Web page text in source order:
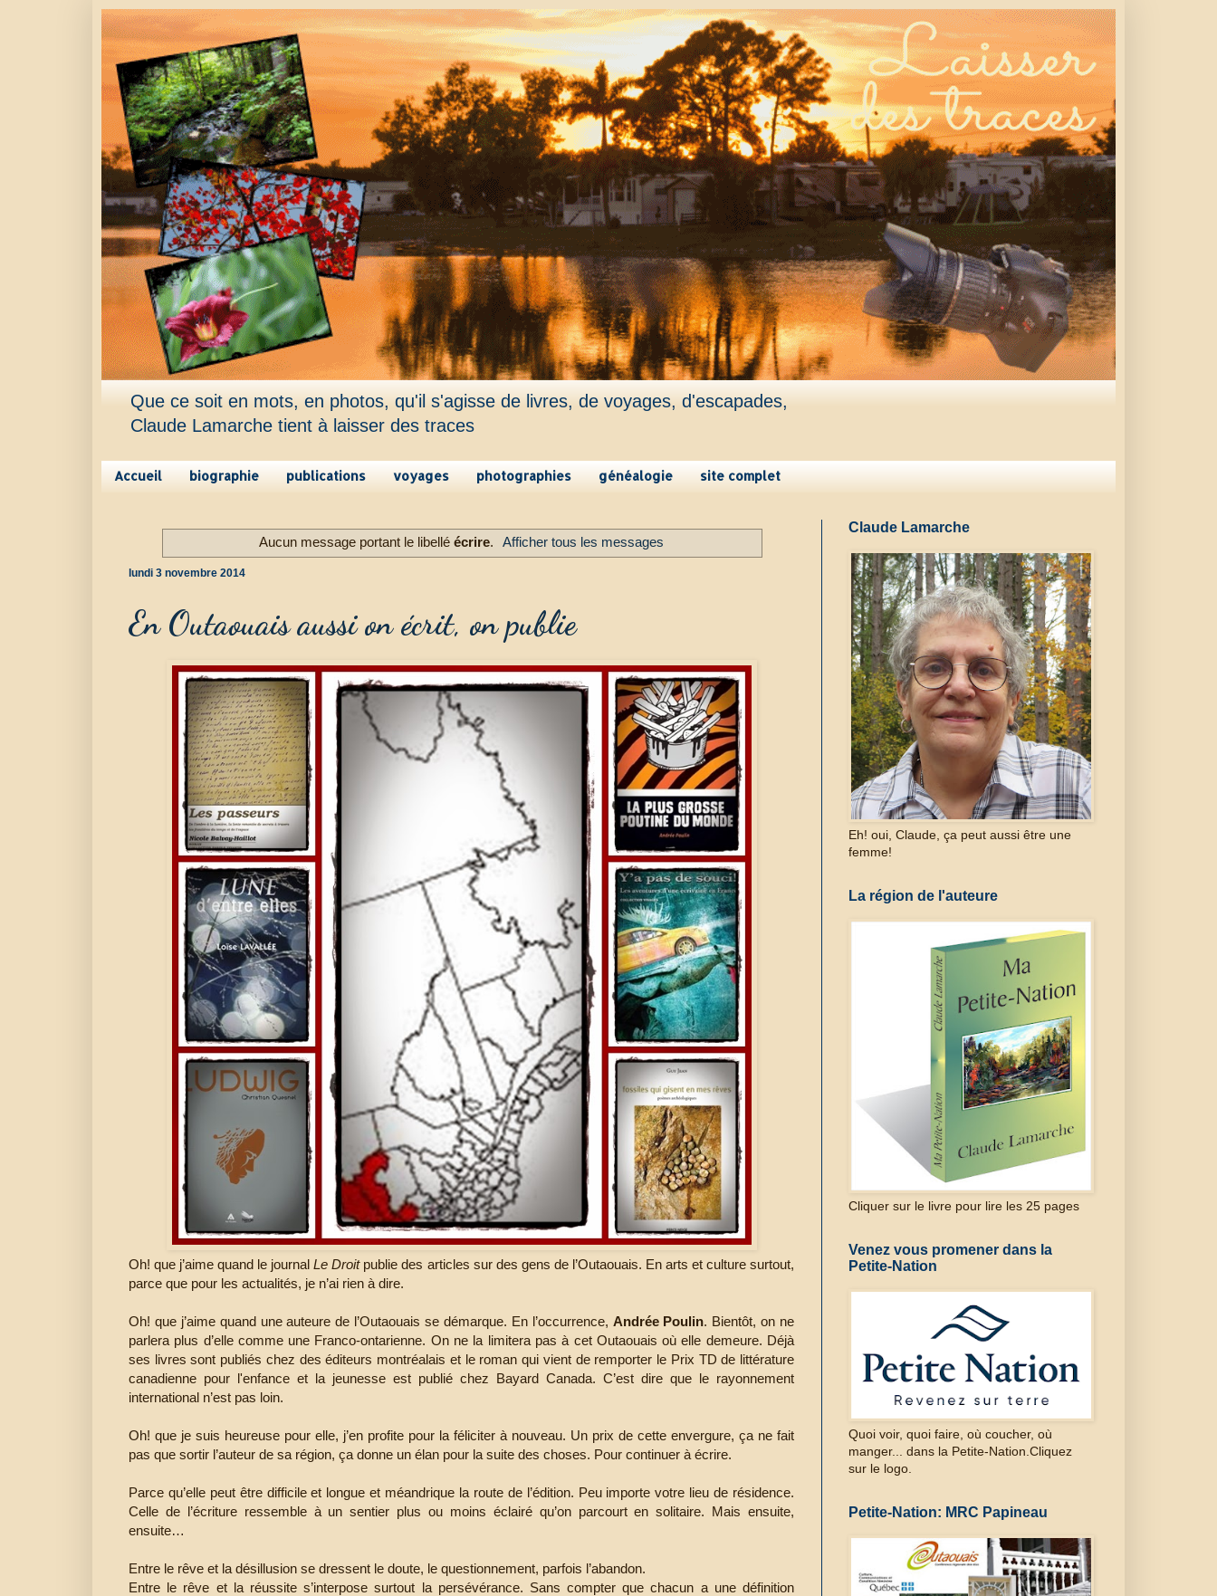
Que ce soit en mots, en photos, qu'il s'agisse de livres, de voyages, d'escapades,
Claude Lamarche tient à laisser des traces
Accueil biographie publications voyages photographies généalogie site complet
Aucun message portant le libellé écrire. Afficher tous les messages
lundi 3 novembre 2014
En Outaouais aussi on écrit, on publie
Oh! que j’aime quand le journalLe Droitpublie des articles sur des gens de l’Outaouais. En arts et culture surtout,
parce que pour les actualités, je n’ai rien à dire.
Oh! que j’aime quand une auteure de l’Outaouais se démarque. En l’occurrence, Andrée Poulin. Bientôt, on ne
parlera plus d’elle comme une Franco-ontarienne. On ne la limitera pas à cet Outaouais où elle demeure. Déjà
ses livres sont publiés chez des éditeurs montréalais et le roman qui vient de remporter le Prix TD de littérature
canadienne pour l'enfance et la jeunesse est publié chez Bayard Canada. C’est dire que le rayonnement
international n’est pas loin.
Oh! que je suis heureuse pour elle, j’en profite pour la féliciter à nouveau. Un prix de cette envergure, ça ne fait
pas que sortir l’auteur de sa région, ça donne un élan pour la suite des choses. Pour continuer à écrire.
Parce qu’elle peut être difficile et longue et méandrique la route de l’édition. Peu importe votre lieu de résidence.
Celle de l’écriture ressemble à un sentier plus ou moins éclairé qu’on parcourt en solitaire. Mais ensuite,
ensuite…
Entre le rêve et la désillusion se dressent le doute, le questionnement, parfois l’abandon.
Entre le rêve et la réussite s’interpose surtout la persévérance. Sans compter que chacun a une définition
Claude Lamarche
Eh! oui, Claude, ça peut aussi être une
femme!
La région de l'auteure
Cliquer sur le livre pour lire les 25 pages
Venez vous promener dans la
Petite-Nation
Quoi voir, quoi faire, où coucher, où
manger... dans la Petite-Nation.Cliquez
sur le logo.
Petite-Nation: MRC Papineau